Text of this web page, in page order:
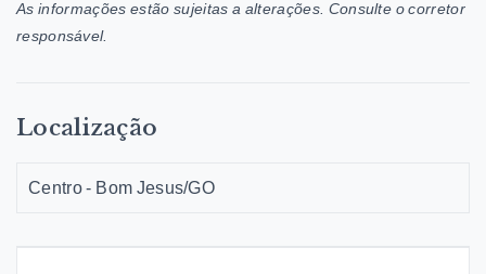
As informações estão sujeitas a alterações. Consulte o corretor
responsável.
Localização
Centro - Bom Jesus/GO